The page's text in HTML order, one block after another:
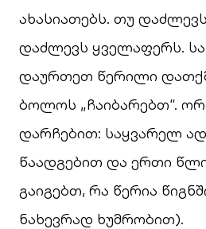
ახასიათებს. თუ
დაძლევს ყველაფერს.
დაურთეთ წერილი
ბოლოს „ჩაიბარებთ“.
დარჩებით: საყვარელ
წაადგებით და ერთი
გაიგებთ, რა წერია
ნახევრად ხუმრობით).